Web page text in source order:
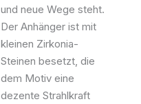
und neue Wege steht.
Der Anhänger ist mit
kleinen Zirkonia-
Steinen besetzt, die
dem Motiv eine
dezente Strahlkraft